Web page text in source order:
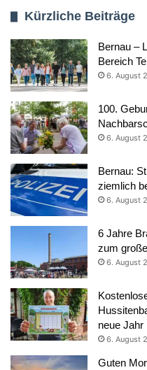
Kürzliche Beiträge
Bernau –
Bereich
6. August
100.
6. August
Bernau:
ziemlich
6. August
6 Jahre
zum
6. August
neue Jahr
6. August
Guten